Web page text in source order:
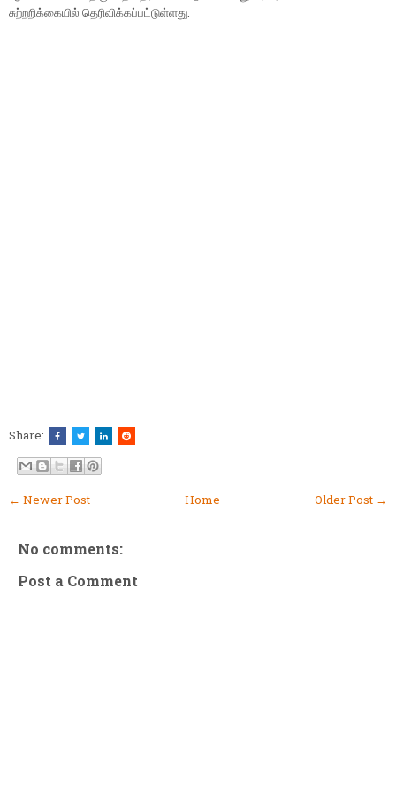
சுற்றறிக்கையில் தெரிவிக்கப்பட்டுள்ளது.
Share:
← Newer Post Older Post →
Home
No comments:
Post a Comment